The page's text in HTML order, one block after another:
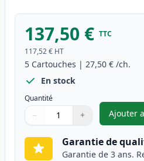
137,50 € TTC
117,52 € HT
5 Cartouches | 27,50 € /ch.
En stock
Quantité
Quantité
Utilisez les boutons pour
− +
Quantité
Ajouter
Garantie de
Garantie de 3 ans.